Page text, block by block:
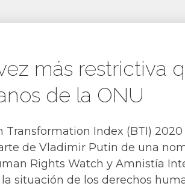
más restrictiva
de la ONU
Transformation Index (BTI)
de Vladimir Putin de una
Rights Watch y Amnistía
situación de los derechos